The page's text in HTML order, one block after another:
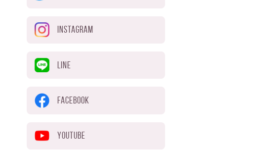
INSTAGRAM
LINE
FACEBOOK
YOUTUBE